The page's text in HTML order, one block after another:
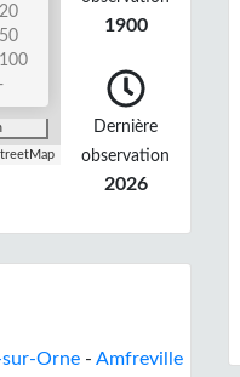
1900
Dernière
observation
2026
Orne - Amfreville